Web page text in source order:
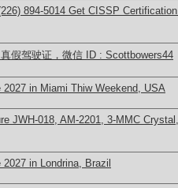
894-5014​ Get CISSP
假驾驶证，微信 ID : Scottbowers44
2027 in Miami Thiw Weekend, USA
JWH-018, AM-2201, 3-MMC
2027 in Londrina, Brazil